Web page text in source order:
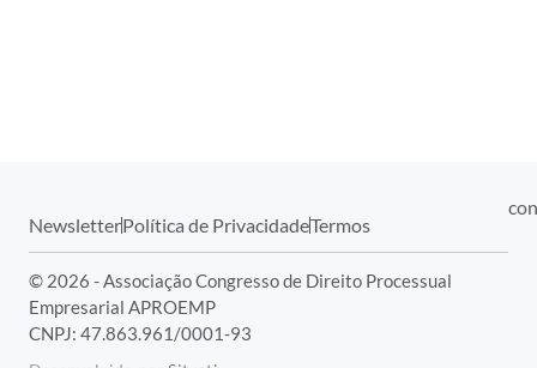
NewsletterPolítica de PrivacidadeTermos
© 2026 - Associação Congresso de Direito Processual
Empresarial APROEMP
CNPJ: 47.863.961/0001-93